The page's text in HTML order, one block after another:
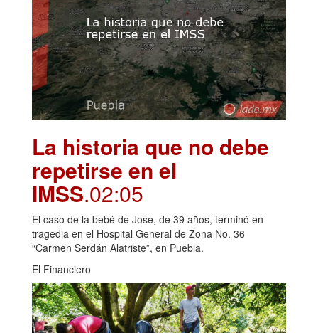
La historia que no debe
repetirse en el
IMSS.02:05
El caso de la bebé de Jose, de 39 años, terminó en
tragedia en el Hospital General de Zona No. 36
“Carmen Serdán Alatriste”, en Puebla.
El Financiero